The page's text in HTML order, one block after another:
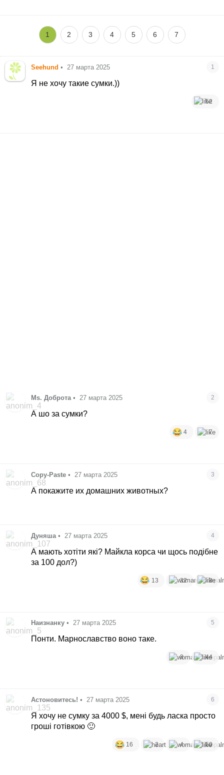
1 2 3 4 5 6 7
Seehund • 27 марта 2025 1
Я не хочу такие сумки.))
52
Ms. Доброта • 27 марта 2025 2
А шо за сумки?
4 7
Copy-Paste • 27 марта 2025 3
А покажите их домашних животных?
Дуняша • 27 марта 2025 4
А мають хотіти які? Майкла корса чи щось подібне
за 100 дол?)
13 32 3
Наизнанку • 27 марта 2025 5
Понти. Марнославство воно таке.
8 44
Астоновитесь! • 27 марта 2025 6
Я хочу не сумку за 4000 $, мені будь ласка просто
гроші готівкою 🙂
16 2 4 50